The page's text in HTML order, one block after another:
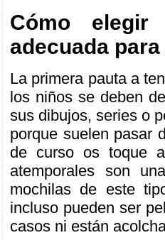
Cómo
adecuada
La primera pauta a
los niños se deben
sus dibujos, series o
porque suelen pasar
de curso os toque
atemporales son
mochilas de este
incluso pueden ser
casos ni están